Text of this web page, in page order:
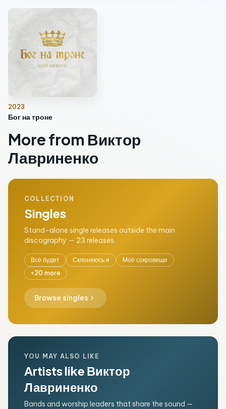
2023
Бог на троне
More from Виктор
Лавриненко
COLLECTION
Singles
Stand-alone single releases outside the main
discography — 23 releases.
Всё будет Склоняюсь я
Моё сокровище
+20 more
Browse singles chevron_right
YOU MAY ALSO LIKE
Artists like Виктор
Лавриненко
Bands and worship leaders that share the sound —